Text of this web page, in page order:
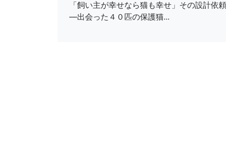
「飼い主が幸せなら猫も幸せ」その設計
—出会った４０匹の保護猫...